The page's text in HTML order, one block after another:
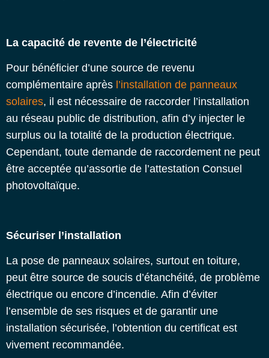
La capacité de revente de l’électricité
Pour bénéficier d’une source de revenu
complémentaire après l’installation de panneaux
solaires, il est nécessaire de raccorder l’installation
au réseau public de distribution, afin d’y injecter le
surplus ou la totalité de la production électrique.
Cependant, toute demande de raccordement ne peut
être acceptée qu’assortie de l’attestation Consuel
photovoltaïque.
Sécuriser l’installation
La pose de panneaux solaires, surtout en toiture,
peut être source de soucis d’étanchéité, de problème
électrique ou encore d’incendie. Afin d’éviter
l’ensemble de ses risques et de garantir une
installation sécurisée, l’obtention du certificat est
vivement recommandée.